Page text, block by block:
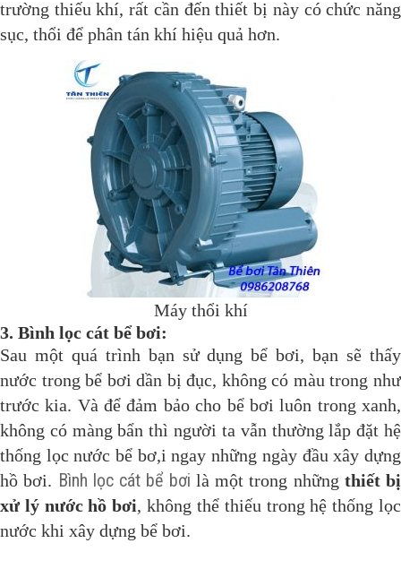
trường thiếu khí, rất cần đến thiết bị này có chức năng
sục, thổi để phân tán khí hiệu quả hơn.
Máy thổi khí
3. Bình lọc cát bể bơi:
Sau một quá trình bạn sử dụng bể bơi, bạn sẽ thấy
nước trong bể bơi dần bị đục, không có màu trong như
trước kia. Và để đảm bảo cho bể bơi luôn trong xanh,
không có màng bẩn thì người ta vẫn thường lắp đặt hệ
thống lọc nước bể bơ,i ngay những ngày đầu xây dựng
hồ bơi. Bình lọc cát bể bơi là một trong những thiết bị
xử lý nước hồ bơi, không thể thiếu trong hệ thống lọc
nước khi xây dựng bể bơi.